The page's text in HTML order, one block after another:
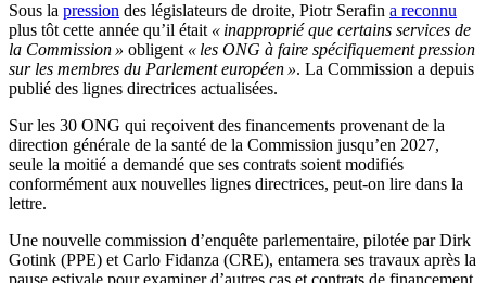
Sous la pression des législateurs de droite, Piotr Serafin a reconnu
plus tôt cette année qu’il était « inapproprié que certains services de
la Commission » obligent « les ONG à faire spécifiquement pression
sur les membres du Parlement européen ». La Commission a depuis
publié des lignes directrices actualisées.
Sur les 30 ONG qui reçoivent des financements provenant de la
direction générale de la santé de la Commission jusqu’en 2027,
seule la moitié a demandé que ses contrats soient modifiés
conformément aux nouvelles lignes directrices, peut-on lire dans la
lettre.
Une nouvelle commission d’enquête parlementaire, pilotée par Dirk
Gotink (PPE) et Carlo Fidanza (CRE), entamera ses travaux après la